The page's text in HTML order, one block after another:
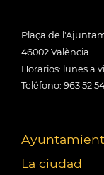
Plaça de
46002 València
Horarios: lunes a
Teléfono: 963 52
La ciudad